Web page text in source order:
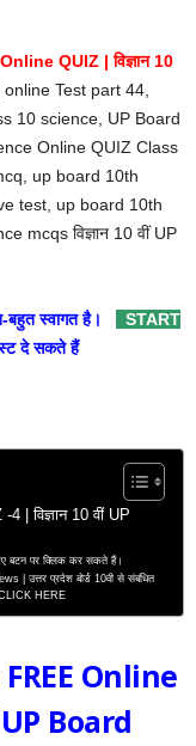
QUIZ | विज्ञान 10
Test part 44,
10 science, UP Board
Online QUIZ Class
up board 10th
test, up board 10th
mcqs विज्ञान 10 वीं UP
बहुत स्वागत है।
START
दे सकते हैं
| विज्ञान 10 वीं UP
गए बटन पर क्लिक कर सकते हैं।
| उत्तर प्रदेश बोर्ड 10वी से संबंधित
CLICK HERE
Online
UP Board